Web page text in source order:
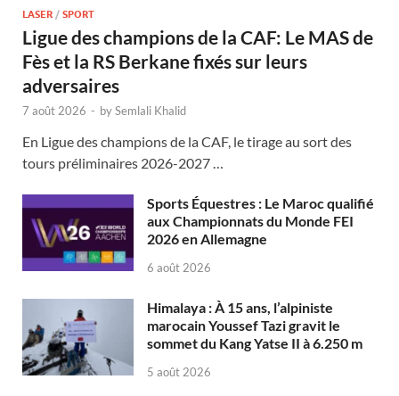
LASER / SPORT
Ligue des champions de la CAF: Le MAS de
Fès et la RS Berkane fixés sur leurs
adversaires
7 août 2026 - bySemlali Khalid
En Ligue des champions de la CAF, le tirage au sort des
tours préliminaires 2026-2027 …
Sports Équestres : Le Maroc qualifié
aux Championnats du Monde FEI
2026 en Allemagne
6 août 2026
Himalaya : À 15 ans, l’alpiniste
marocain Youssef Tazi gravit le
sommet du Kang Yatse II à 6.250 m
5 août 2026